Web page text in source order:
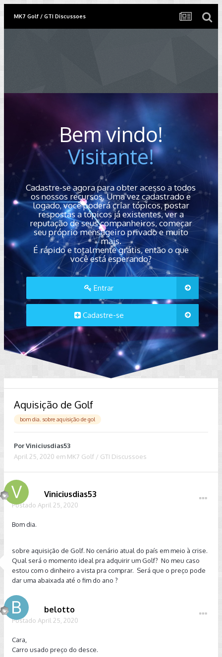
MK7 Golf / GTI Discussoes
Bem vindo!
Visitante!
Cadastre-se agora para obter acesso a todos
os nossos recursos. Uma vez cadastrado e
logado, você poderá criar tópicos, postar
respostas a tópicos já existentes, ver a
reputação de seus companheiros, começar
seu próprio mensageiro privado e muito
mais.
É rápido e totalmente grátis, então o que
você está esperando?
Entrar
Cadastre-se
Aquisição de Golf
bom dia. sobre aquisição de gol
PorViniciusdias53
April 25, 2020 em MK7 Golf / GTI Discussoes
Viniciusdias53
Postado April 25, 2020
Bom dia.
sobre aquisição de Golf. No cenário atual do país em meio à crise.
Qual será o momento ideal pra adquirir um Golf? No meu caso
estou com o dinheiro a vista pra comprar. Será que o preço pode
dar uma abaixada até o fim do ano ?
belotto
Postado April 25, 2020
Cara,
Carro usado preço do desce.